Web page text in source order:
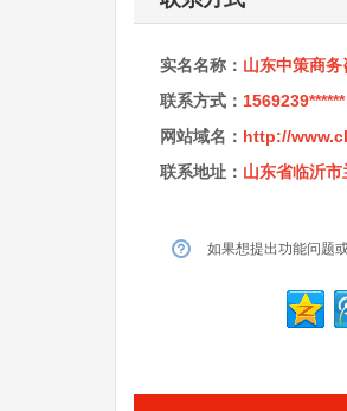
实名名称： 山东中策商务
联系方式： 1569239******
网站域名： http://
联系地址： 山东省临沂
如果想提出功能问题